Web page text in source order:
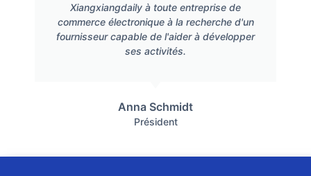
Xiangxiangdaily à toute entreprise de
commerce électronique à la recherche d'un
fournisseur capable de l'aider à développer
ses activités.
Anna Schmidt
Président